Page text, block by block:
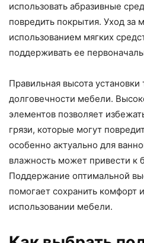
использовать абразивные
повредить покрытия. Уход за
использованием мягких
поддерживать ее
Правильная высота
долговечности мебели.
элементов позволяет
грязи, которые могут
особенно актуально для
влажность может привести к
Поддержание оптимальной
помогает сохранить комфорт
использовании мебели.